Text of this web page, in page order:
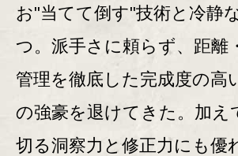
お"当てて倒す"技術と冷静
つ。派手さに頼らず、距離
管理を徹底した完成度の高
の強豪を退けてきた。加え
切る洞察力と修正力にも優